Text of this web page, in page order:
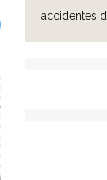
accidentes